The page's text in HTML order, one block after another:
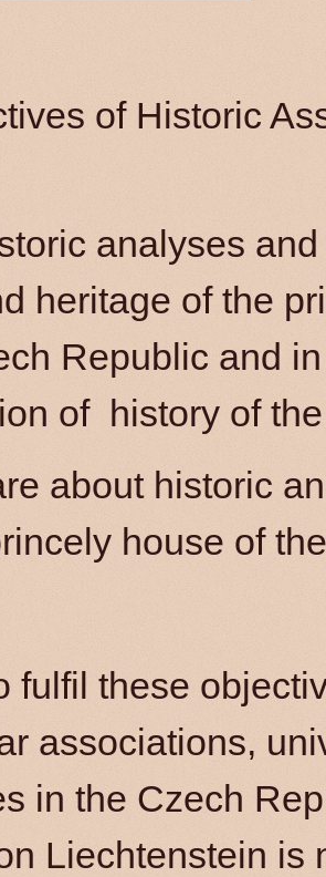
of Historic
analyses
heritage of the
Republic and
of history of
about historic
house of
fulfil these
associations,
in the Czech
Liechtenstein is